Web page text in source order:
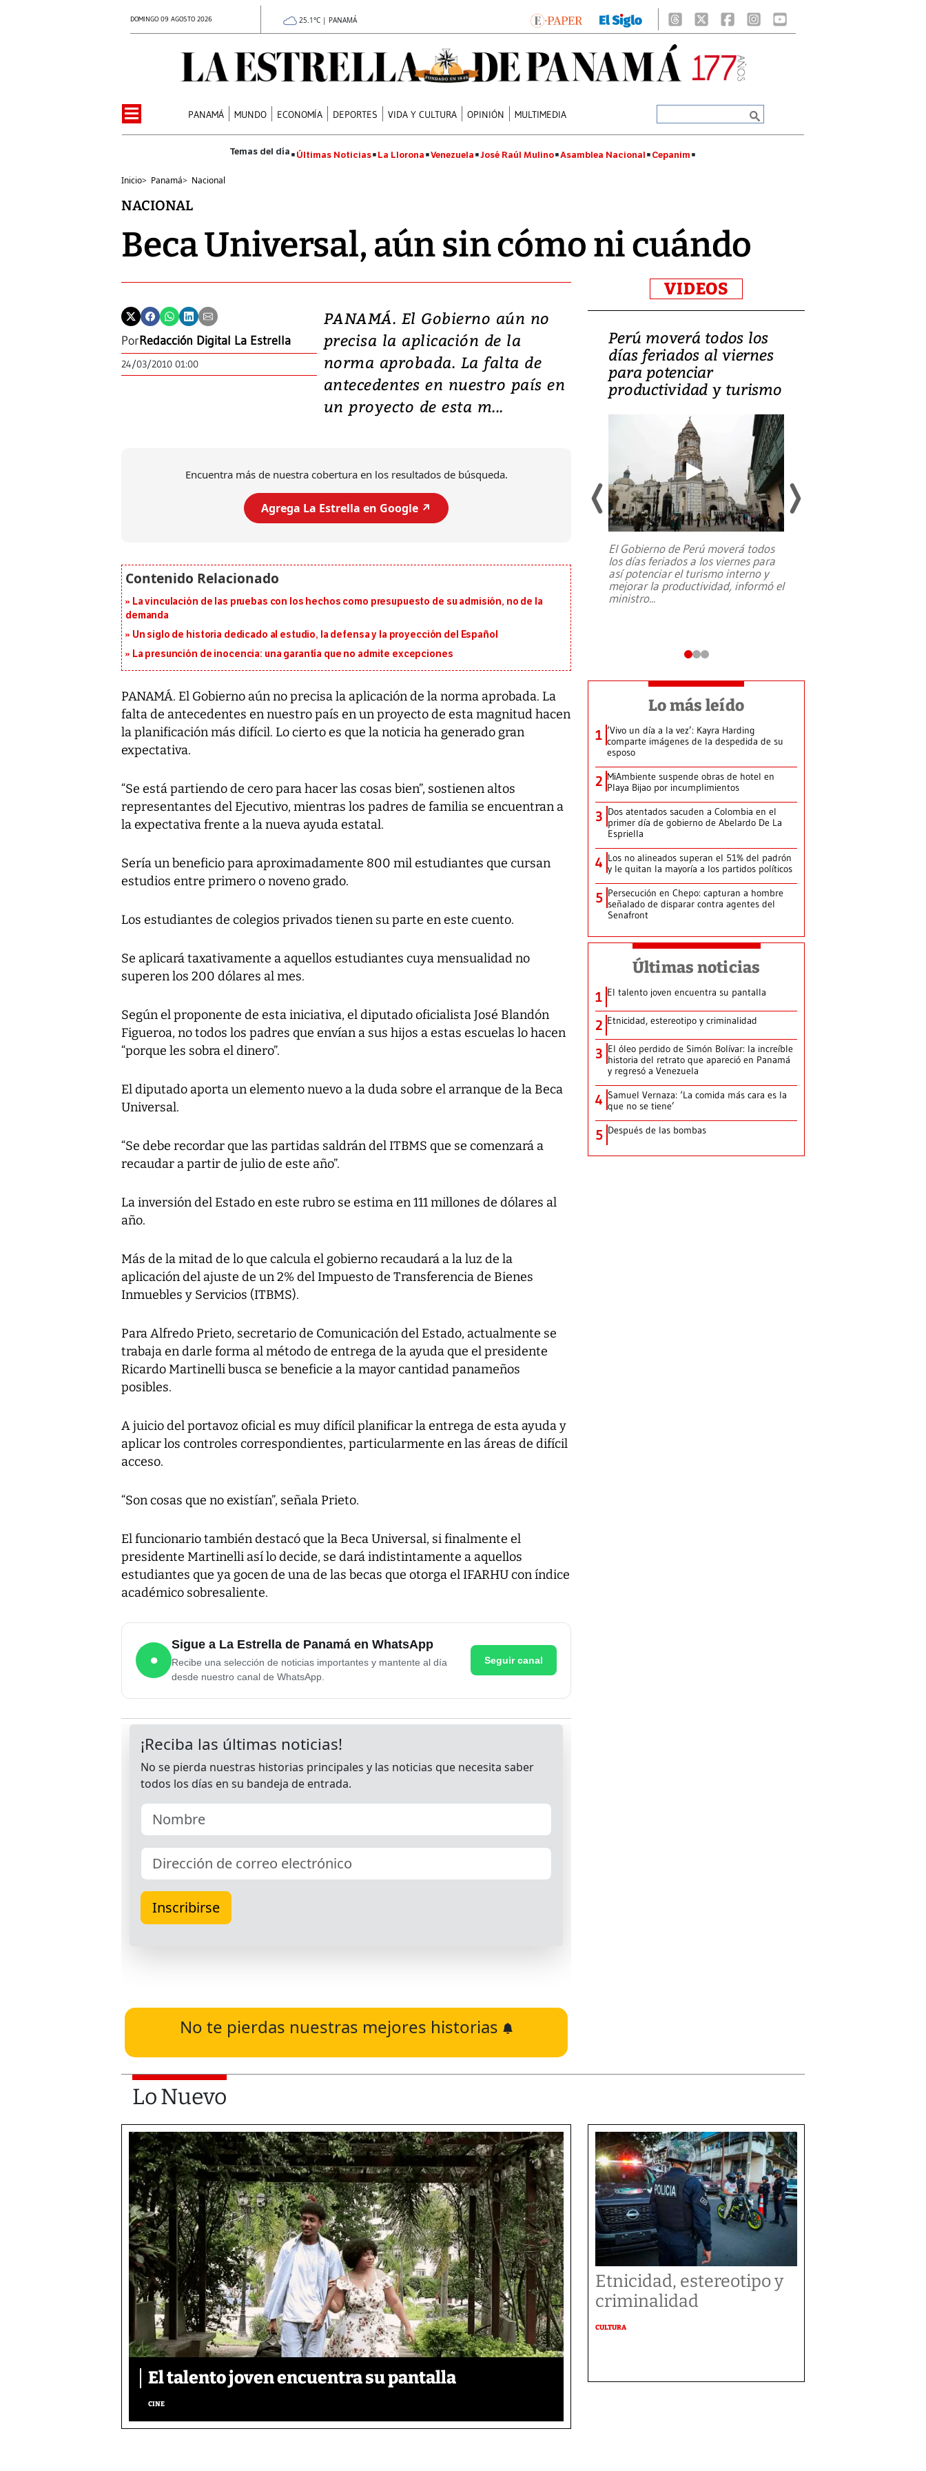
DOMINGO 09 AGOSTO 2026 25.1°C | PANAMÁ
PANAMÁ MUNDO ECONOMÍA DEPORTES VIDA Y CULTURA OPINIÓN MULTIMEDIA
Últimas Noticias La Llorona Venezuela José Raúl Mulino Asamblea Nacional Cepanim
Inicio> Panamá> Nacional
NACIONAL
Beca Universal, aún sin cómo ni cuándo
PorRedacción Digital La Estrella
24/03/2010 01:00
PANAMÁ. El Gobierno aún no
precisa la aplicación de la
norma aprobada. La falta de
antecedentes en nuestro país en
un proyecto de esta m...
Encuentra más de nuestra cobertura en los resultados de búsqueda.
Agrega La Estrella en Google ↗️
La vinculación de las pruebas con los hechos como presupuesto de su admisión, no de la
demanda
Un siglo de historia dedicado al estudio, la defensa y la proyección del Español
La presunción de inocencia: una garantía que no admite excepciones
PANAMÁ. El Gobierno aún no precisa la aplicación de la norma aprobada. La
falta de antecedentes en nuestro país en un proyecto de esta magnitud hacen
la planificación más difícil. Lo cierto es que la noticia ha generado gran
expectativa.
“Se está partiendo de cero para hacer las cosas bien”, sostienen altos
representantes del Ejecutivo, mientras los padres de familia se encuentran a
la expectativa frente a la nueva ayuda estatal.
Sería un beneficio para aproximadamente 800 mil estudiantes que cursan
estudios entre primero o noveno grado.
Los estudiantes de colegios privados tienen su parte en este cuento.
Se aplicará taxativamente a aquellos estudiantes cuya mensualidad no
superen los 200 dólares al mes.
Según el proponente de esta iniciativa, el diputado oficialista José Blandón
Figueroa, no todos los padres que envían a sus hijos a estas escuelas lo hacen
“porque les sobra el dinero”.
El diputado aporta un elemento nuevo a la duda sobre el arranque de la Beca
Universal.
“Se debe recordar que las partidas saldrán del ITBMS que se comenzará a
recaudar a partir de julio de este año”.
La inversión del Estado en este rubro se estima en 111 millones de dólares al
año.
Más de la mitad de lo que calcula el gobierno recaudará a la luz de la
aplicación del ajuste de un 2% del Impuesto de Transferencia de Bienes
Inmuebles y Servicios (ITBMS).
Para Alfredo Prieto, secretario de Comunicación del Estado, actualmente se
trabaja en darle forma al método de entrega de la ayuda que el presidente
Ricardo Martinelli busca se beneficie a la mayor cantidad panameños
posibles.
A juicio del portavoz oficial es muy difícil planificar la entrega de esta ayuda y
aplicar los controles correspondientes, particularmente en las áreas de difícil
acceso.
“Son cosas que no existían”, señala Prieto.
El funcionario también destacó que la Beca Universal, si finalmente el
presidente Martinelli así lo decide, se dará indistintamente a aquellos
estudiantes que ya gocen de una de las becas que otorga el IFARHU con índice
académico sobresaliente.
●
Sigue a La Estrella de Panamá en WhatsApp
Recibe una selección de noticias importantes y mantente al día
desde nuestro canal de WhatsApp.
Seguir canal
No te pierdas nuestras mejores historias
VIDEOS
Video: Lula lanza su
candidatura con
promesas de inversión
en defensa, educación y
tierras raras
Entre recuerdos y escuetas
da Silva, oficializó este domingo su
Perú moverá todos los
días feriados al viernes
para potenciar
productividad y turismo
El Gobierno de Perú moverá todos
los días feriados a los viernes para
así potenciar el turismo interno y
mejorar la productividad, informó el
ministro...
Lo más leído
1 ‘Vivo un día a la vez’: Kayra Harding
comparte imágenes de la despedida de su
esposo
2 MiAmbiente suspende obras de hotel en
Playa Bijao por incumplimientos
3 Dos atentados sacuden a Colombia en el
primer día de gobierno de Abelardo De La
Espriella
4 Los no alineados superan el 51% del padrón
y le quitan la mayoría a los partidos políticos
5 Persecución en Chepo: capturan a hombre
señalado de disparar contra agentes del
Senafront
Últimas noticias
1 El talento joven encuentra su pantalla​
2 Etnicidad, estereotipo y criminalidad
3 El óleo perdido de Simón Bolívar: la increíble
historia del retrato que apareció en Panamá
y regresó a Venezuela
4 Samuel Vernaza: ‘La comida más cara es la
que no se tiene’
5 Después de las bombas
Lo Nuevo
El talento joven encuentra su pantalla​
CINE
Etnicidad, estereotipo y
criminalidad
CULTURA